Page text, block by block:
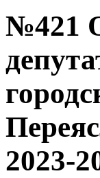
№421
2023-